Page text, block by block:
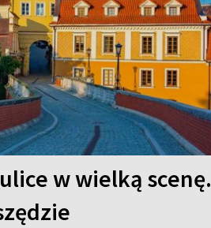
w wielką scenę.